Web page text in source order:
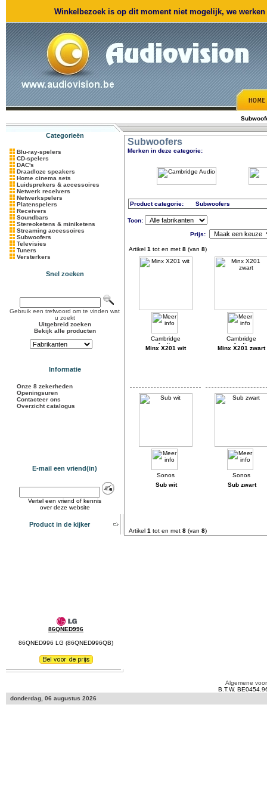
Winkelbezoek is op dit moment niet mogelijk, we
Categorieën
Blu-ray-spelers
CD-spelers
DAC's
Draadloze speakers
Home cinema sets
Luidsprekers & accessoires
Netwerk receivers
Netwerkspelers
Platenspelers
Receivers
Soundbars
Stereoketens & miniketens
Streaming accessoires
Subwoofers
Televisies
Tuners
Versterkers
Snel zoeken
Gebruik een trefwoord om te vinden wat
u zoekt
Uitgebreid zoeken
Bekijk alle producten
Informatie
Onze 8 zekerheden
Openingsuren
Contacteer ons
Overzicht catalogus
E-mail een vriend(in)
Vertel een vriend of kennis
over deze website
Product in de kijker
86QNED996
86QNED996 LG (86QNED996QB)
Subwoofers
Merken in deze categorie:
Product categorie: Subwoofers
Toon:
Prijs:
Artikel 1 tot en met 8 (van 8)
Minx X201 wit Minx X201 zwart
Sub wit Sub zwart
Artikel 1 tot en met 8 (van 8)
Algemene
B.T.W.
donderdag, 06 augustus 2026